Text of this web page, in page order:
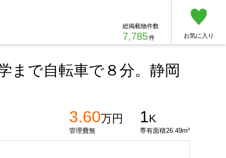
総掲載物件数
7,785件 お気に入り
まで自転車で８分。静岡
3.60万円
管理費無
1K
専有面積26.49m²